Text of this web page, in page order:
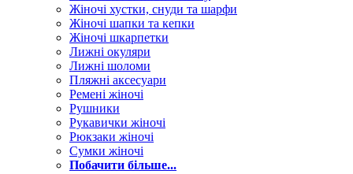
Жіночі хустки, снуди та шарфи
Жіночі шапки та кепки
Жіночі шкарпетки
Лижні окуляри
Лижні шоломи
Пляжні аксесуари
Ремені жіночі
Рушники
Рукавички жіночі
Рюкзаки жіночі
Сумки жіночі
Побачити більше...